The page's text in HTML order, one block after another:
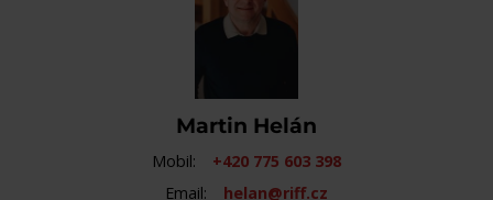
Martin Helán
Mobil:
+420 775 603 398
Email:
helan@riff.cz